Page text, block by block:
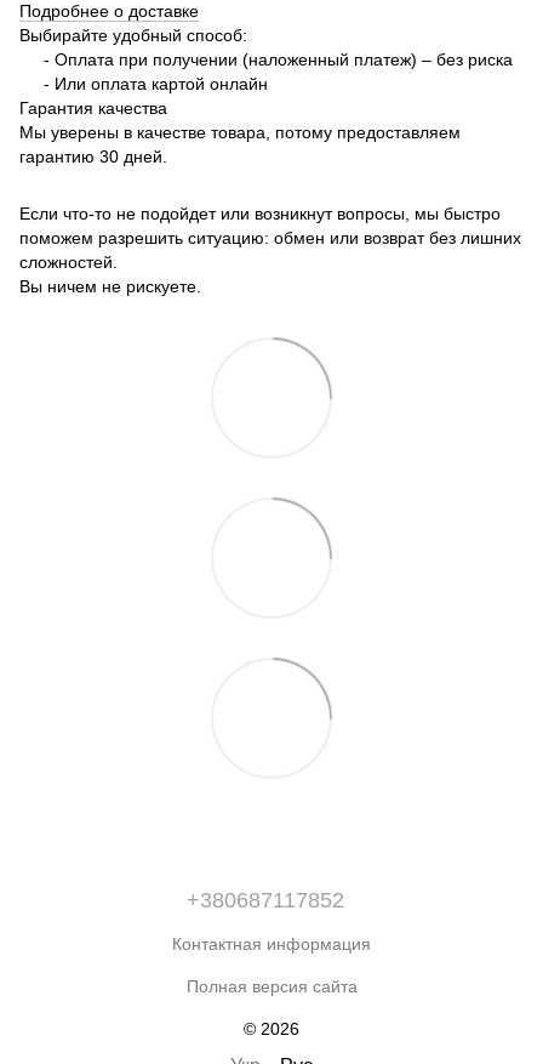
Подробнее о доставке
Выбирайте удобный способ:
- Оплата при получении (наложенный платеж) – без риска
- Или оплата картой онлайн
Гарантия качества
Мы уверены в качестве товара, потому предоставляем
гарантию 30 дней.
Если что-то не подойдет или возникнут вопросы, мы быстро
поможем разрешить ситуацию: обмен или возврат без лишних
сложностей.
Вы ничем не рискуете.
+380687117852
Контактная информация
Полная версия сайта
© 2026